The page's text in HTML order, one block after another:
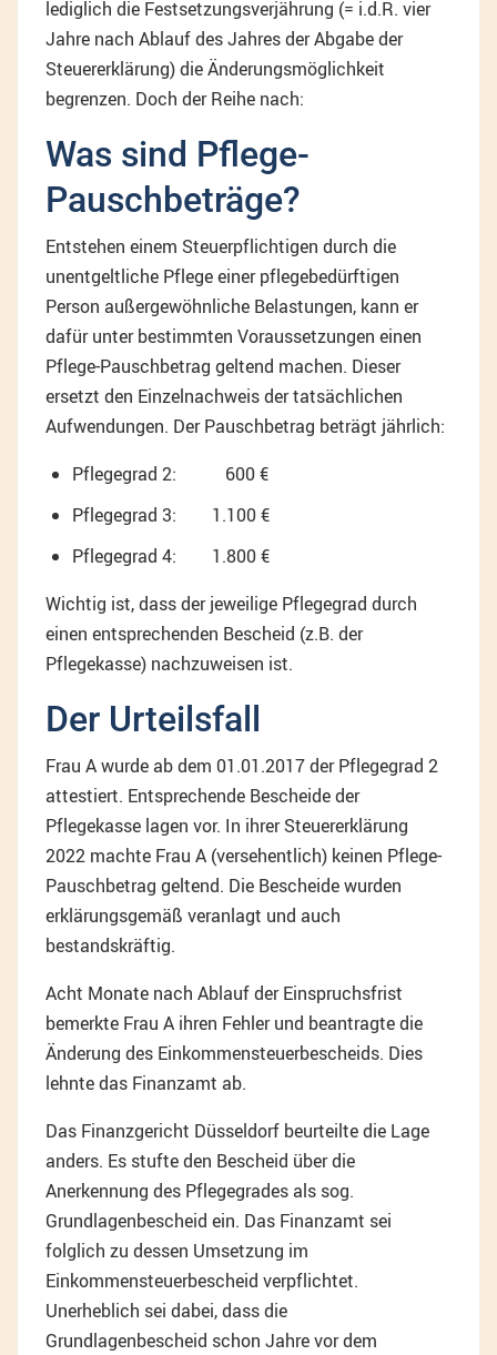
lediglich die Festsetzungsverjährung (= i.d.R. vier
Jahre nach Ablauf des Jahres der Abgabe der
Steuererklärung) die Änderungsmöglichkeit
begrenzen. Doch der Reihe nach:
Was sind Pflege-
Pauschbeträge?
Entstehen einem Steuerpflichtigen durch die
unentgeltliche Pflege einer pflegebedürftigen
Person außergewöhnliche Belastungen, kann er
dafür unter bestimmten Voraussetzungen einen
Pflege-Pauschbetrag geltend machen. Dieser
ersetzt den Einzelnachweis der tatsächlichen
Aufwendungen. Der Pauschbetrag beträgt jährlich:
Pflegegrad 2: 600 €
Pflegegrad 3: 1.100 €
Pflegegrad 4: 1.800 €
Wichtig ist, dass der jeweilige Pflegegrad durch
einen entsprechenden Bescheid (z.B. der
Pflegekasse) nachzuweisen ist.
Der Urteilsfall
Frau A wurde ab dem 01.01.2017 der Pflegegrad 2
attestiert. Entsprechende Bescheide der
Pflegekasse lagen vor. In ihrer Steuererklärung
2022 machte Frau A (versehentlich) keinen Pflege-
Pauschbetrag geltend. Die Bescheide wurden
erklärungsgemäß veranlagt und auch
bestandskräftig.
Acht Monate nach Ablauf der Einspruchsfrist
bemerkte Frau A ihren Fehler und beantragte die
Änderung des Einkommensteuerbescheids. Dies
lehnte das Finanzamt ab.
Das Finanzgericht Düsseldorf beurteilte die Lage
anders. Es stufte den Bescheid über die
Anerkennung des Pflegegrades als sog.
Grundlagenbescheid ein. Das Finanzamt sei
folglich zu dessen Umsetzung im
Einkommensteuerbescheid verpflichtet.
Unerheblich sei dabei, dass die
Grundlagenbescheid schon Jahre vor dem